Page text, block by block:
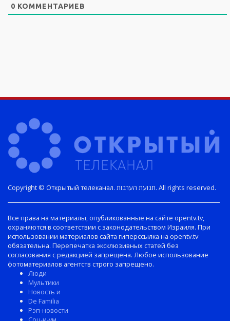
0 КОММЕНТАРИЕВ
Copyright © Открытый телеканал. תנועת הערבות. All rights reserved.
Все права на материалы, опубликованные на сайте opentv.tv,
охраняются в соответствии с законодательством Израиля. При
использовании материалов сайта гиперссылка на opentv.tv
обязательна. Перепечатка эксклюзивных статей без
согласования с редакцией запрещена. Любое использование
фотоматериалов агентств строго запрещено.
Люди
Мультики
Новость и
De Familia
Рэп-новости